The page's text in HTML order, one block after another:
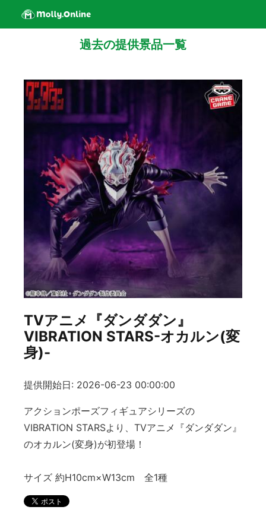
過去の提供景品一覧
TVアニメ『ダンダダン』
VIBRATION STARS-オカルン(変
身)-
提供開始日: 2026-06-23 00:00:00
アクションポーズフィギュアシリーズの
VIBRATION STARSより、TVアニメ『ダンダダン』
のオカルン(変身)が初登場！
サイズ 約H10cm×W13cm 全1種